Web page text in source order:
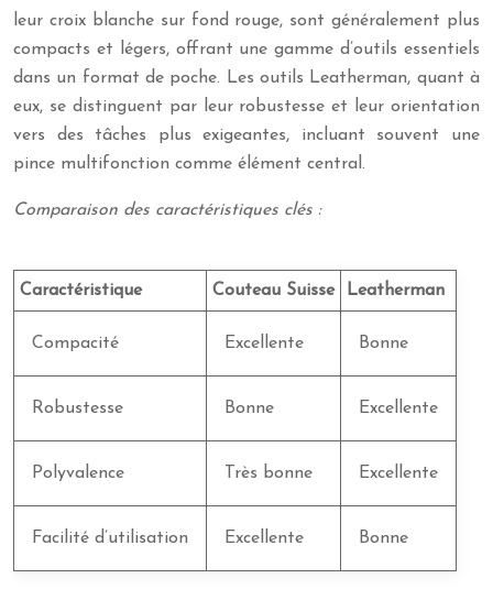
leur croix blanche sur fond rouge, sont généralement plus
compacts et légers, offrant une gamme d’outils essentiels
dans un format de poche. Les outils Leatherman, quant à
eux, se distinguent par leur robustesse et leur orientation
vers des tâches plus exigeantes, incluant souvent une
pince multifonction comme élément central.
Comparaison des caractéristiques clés :
Caractéristique Couteau Suisse Leatherman
Compacité Excellente Bonne
Robustesse Bonne Excellente
Polyvalence Très bonne Excellente
Facilité d’utilisation Excellente Bonne